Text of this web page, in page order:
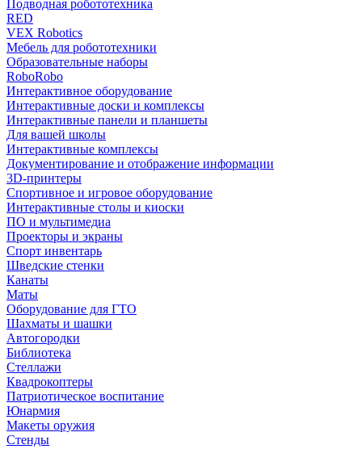
Подводная робототехника
RED
VEX Robotics
Мебель для робототехники
Образовательные наборы
RoboRobo
Интерактивное оборудование
Интерактивные доски и комплексы
Интерактивные панели и планшеты
Для вашей школы
Интерактивные комплексы
Документирование и отображение информации
3D-принтеры
Спортивное и игровое оборудование
Интерактивные столы и киоски
ПО и мультимедиа
Проекторы и экраны
Спорт инвентарь
Шведские стенки
Канаты
Маты
Оборудование для ГТО
Шахматы и шашки
Автогородки
Библиотека
Стеллажи
Квадрокоптеры
Патриотическое воспитание
Юнармия
Макеты оружия
Стенды